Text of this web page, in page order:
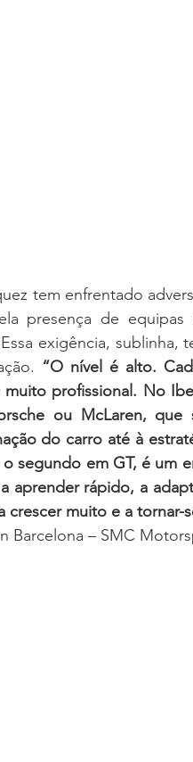
tem enfrentado
presença de equipas
exigência, sublinha,
“O nível é alto.
profissional. No
ou McLaren,
do carro até à
segundo em GT, é um
aprender rápido, a
muito e a tornar-
Barcelona – SMC